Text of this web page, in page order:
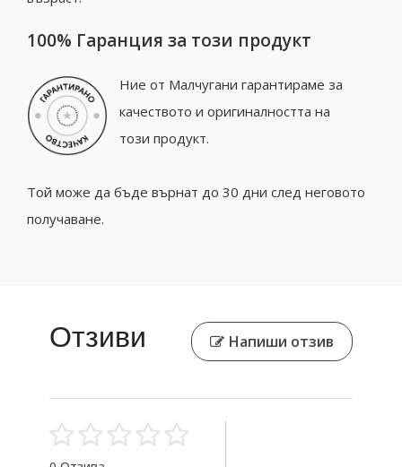
100% Гаранция за този продукт
Ние от Малчугани гарантираме за
качеството и оригиналността на
този продукт.
Той може да бъде върнат до 30 дни след неговото
получаване.
Отзиви Напиши отзив